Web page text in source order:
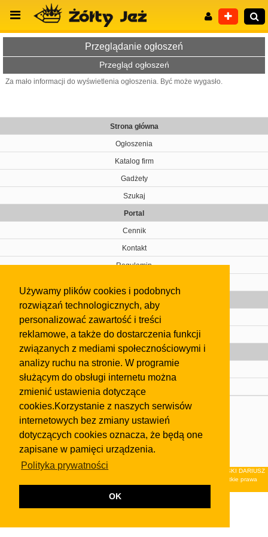
Używamy plików cookies i podobnych
rozwiązań technologicznych, aby
personalizować zawartość i treści
reklamowe, a także do dostarczenia funkcji
związanych z mediami społecznościowymi i
analizy ruchu na stronie. W programie
służącym do obsługi internetu można
zmienić ustawienia dotyczące
cookies.Korzystanie z naszych serwisów
internetowych bez zmiany ustawień
dotyczących cookies oznacza, że będą one
zapisane w pamięci urządzenia.
Polityka prywatności
OK
Przeglądanie ogłoszeń
Przegląd ogłoszeń
Za mało informacji do wyświetlenia ogłoszenia. Być może wygasło.
Strona główna
Ogłoszenia
Katalog firm
Gadżety
Szukaj
Portal
Cennik
Kontakt
Regulamin
Gazeta
Olkusz
Kontakt
Strefa dla biznesu
Biura nieruchomości
Dealerzy i autokomisy
Skontaktuj się z nami
regulaminuiPolityki Prywatności.
Klauzula FB
© 2026Wydawnictwo NEON sp. z o.o. (dawniej: FIRMA NEON MAREK KLUCZEWSKI DARIUSZ
KRAWCZYK s.c.) z siedzibą w Olkuszu, ul.Żuradzka 15, 32-300 Olkusz . Wszystkie prawa